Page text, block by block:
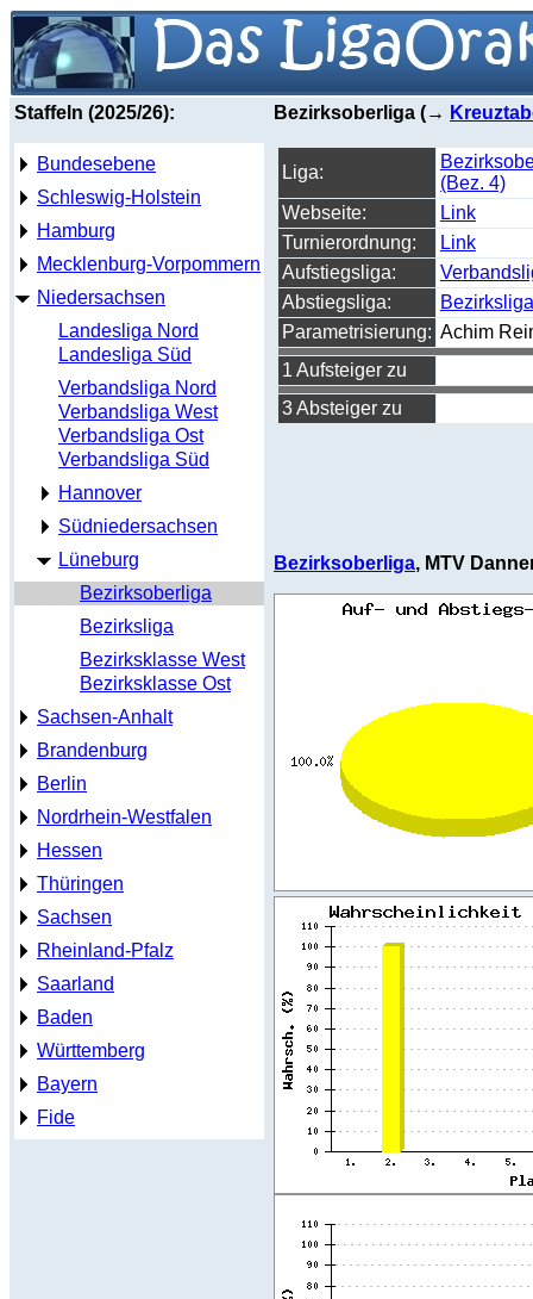
Staffeln (2025/26):
Bundesebene
Schleswig-Holstein
Hamburg
Mecklenburg-Vorpommern
Niedersachsen
Landesliga Nord
Landesliga Süd
Verbandsliga Nord
Verbandsliga West
Verbandsliga Ost
Verbandsliga Süd
Hannover
Südniedersachsen
Lüneburg
Bezirksoberliga
Bezirksliga
Bezirksklasse West
Bezirksklasse Ost
Sachsen-Anhalt
Brandenburg
Berlin
Nordrhein-Westfalen
Hessen
Thüringen
Sachsen
Rheinland-Pfalz
Saarland
Baden
Württemberg
Bayern
Fide
Bezirksoberliga (→
Liga:
(Bez. 4)
Webseite:
Link
Turnierordnung:
Link
Aufstiegsliga:
Abstiegsliga:
Bezirksliga
Parametrisierung: Achim
1 Aufsteiger zu
3 Absteiger zu
Bezirksoberliga, MTV